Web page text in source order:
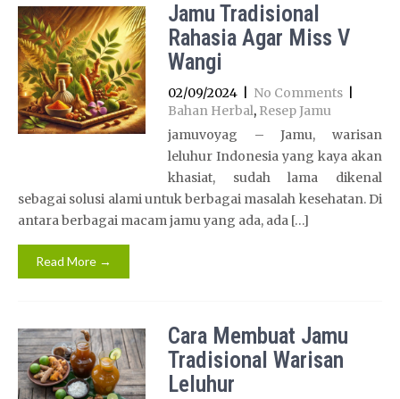
Jamu Tradisional
Rahasia Agar Miss V
Wangi
02/09/2024 No Comments
Bahan Herbal, Resep Jamu
jamuvoyag – Jamu, warisan
leluhur Indonesia yang kaya akan
khasiat, sudah lama dikenal
sebagai solusi alami untuk berbagai masalah kesehatan. Di
antara berbagai macam jamu yang ada, ada […]
Read More →
Cara Membuat Jamu
Tradisional Warisan
Leluhur